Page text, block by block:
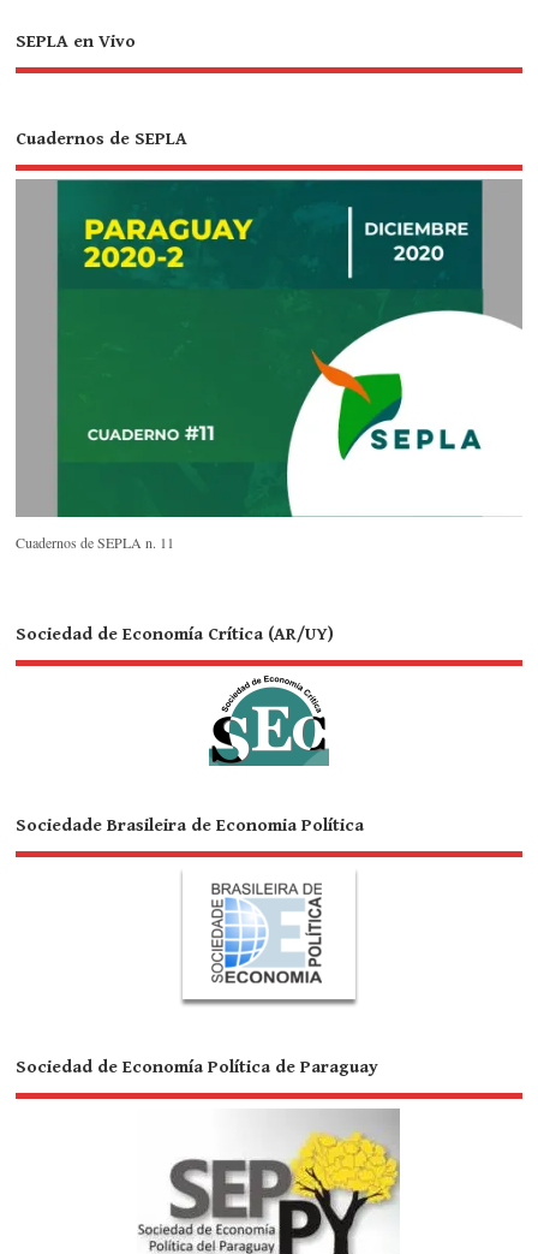
SEPLA en Vivo
Cuadernos de SEPLA
Cuadernos de SEPLA n. 11
Sociedad de Economía Crítica (AR/UY)
Sociedade Brasileira de Economia Política
Sociedad de Economía Política de Paraguay